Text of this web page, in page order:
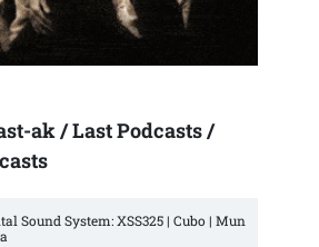
ak / Last Podcasts /
Sound System: XSS325 | Cubo | Mun